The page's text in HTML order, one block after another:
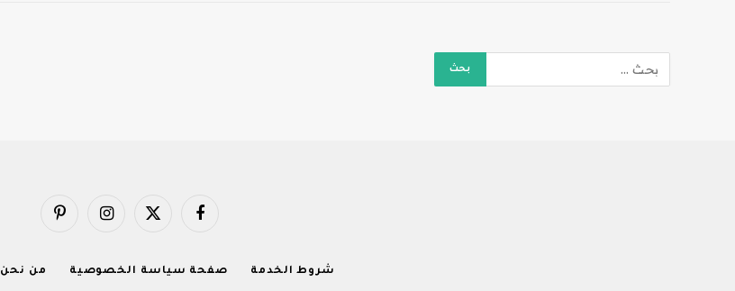
فيسبوك X
الانستغرامبينتيريست
شروط الخدمة صفحة سياسة الخصوصية من نحن